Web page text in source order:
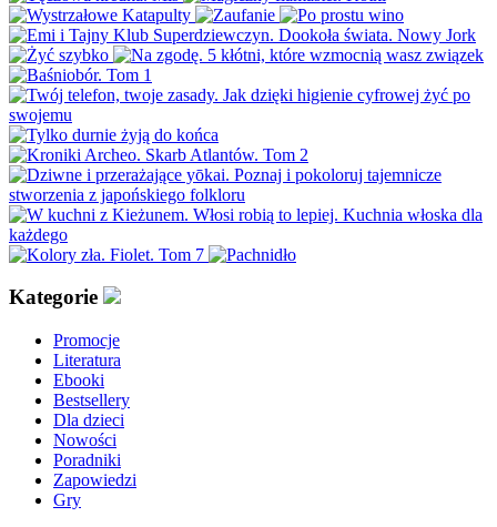
Kategorie
Promocje
Literatura
Ebooki
Bestsellery
Dla dzieci
Nowości
Poradniki
Zapowiedzi
Gry